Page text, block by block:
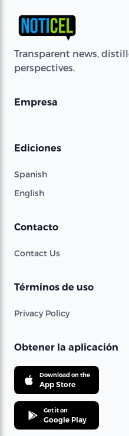
Transparent news,
perspectives.
Empresa
Ediciones
Spanish
English
Contacto
Contact Us
Términos de uso
Privacy Policy
Obtener la aplicación
Download on the
App Store
Get it on
Google Play